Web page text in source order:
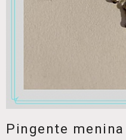
Pingente